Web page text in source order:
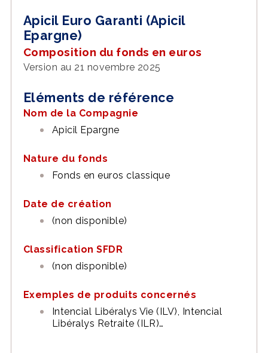
Apicil Euro Garanti (Apicil
Epargne)
Composition du fonds en euros
Version au 21 novembre 2025
Eléments de référence
Nom de la Compagnie
Apicil Epargne
Nature du fonds
Fonds en euros classique
Date de création
(non disponible)
Classification SFDR
(non disponible)
Exemples de produits concernés
Intencial Libéralys Vie (ILV), Intencial
Libéralys Retraite (ILR)…